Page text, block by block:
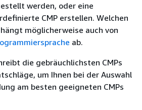
werden, oder eine
CMP erstellen. Welchen
hängt möglicherweise auch von
ab.
die gebräuchlichsten CMPs
um Ihnen bei der Auswahl
am besten geeigneten CMPs